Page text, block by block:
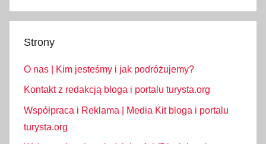
Strony
O nas | Kim jesteśmy i jak podróżujemy?
Kontakt z redakcją bloga i portalu turysta.org
Współpraca i Reklama | Media Kit bloga i portalu
turysta.org